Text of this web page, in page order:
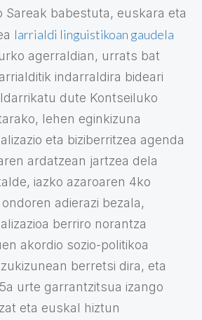
Sareak babestuta, euskara eta
larrialdi linguistikoan gaudela
agerraldian, urrats bat
indarraldira bideari
dute Kontseiluko
lehen eginkizuna
eta biziberritzea agenda
ardatzean jartzea dela
iazko azaroaren 4ko
adierazi bezala,
berriro norantza
akordio sozio-politikoa
berretsi dira, eta
urte garrantzitsua izango
eta euskal hiztun